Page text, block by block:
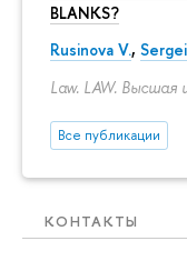
BLANKS?
Rusinova V.,
Law. LAW.
Все публикации
КОНТАКТЫ